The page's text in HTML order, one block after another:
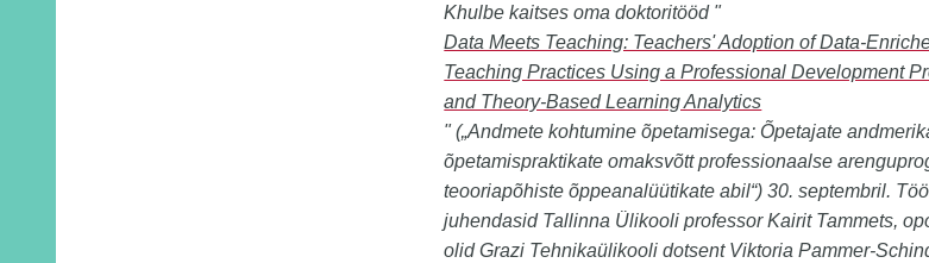
Khulbe kaitses oma doktoritööd "
Data Meets Teaching: Teachers' Adoption of Data-
Teaching Practices Using a Professional Development
and Theory-Based Learning Analytics
" („Andmete kohtumine õpetamisega: Õpetajate
õpetamispraktikate omaksvõtt professionaalse
teooriapõhiste õppeanalüütikate abil“) 30. septembril.
juhendasid Tallinna Ülikooli professor Kairit Tammets,
olid Grazi Tehnikaülikooli dotsent Viktoria Pammer-